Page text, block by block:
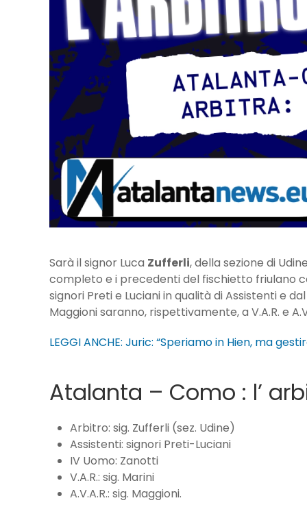
Sarà il signor Luca Zufferli, della sezione di
completo e i precedenti del fischietto friulano
signori Preti e Luciani in qualità di Assistenti e
Maggioni saranno, rispettivamente, a V.A.R. e
LEGGI ANCHE: Juric: “Speriamo in Hien, ma
Atalanta – Como : l’
Arbitro: sig. Zufferli (sez. Udine)
Assistenti: signori Preti-Luciani
IV Uomo: Zanotti
V.A.R.: sig. Marini
A.V.A.R.: sig. Maggioni.